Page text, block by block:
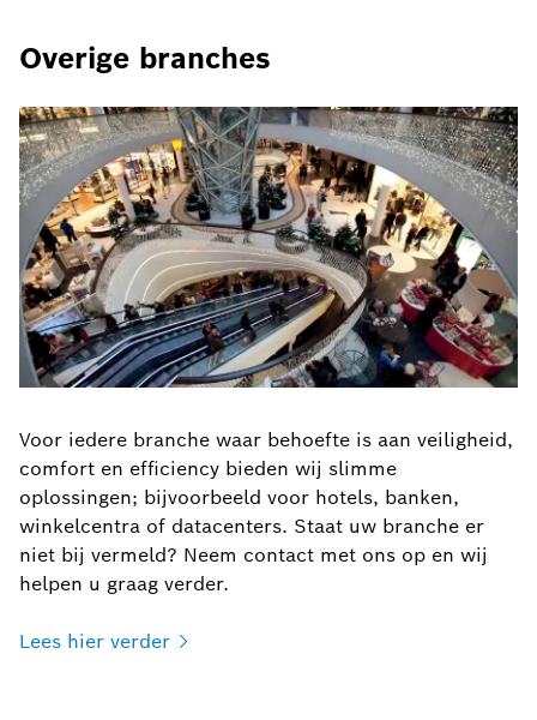
Overige branches
Voor iedere branche waar behoefte is aan veiligheid,
comfort en efficiency bieden wij slimme
oplossingen; bijvoorbeeld voor hotels, banken,
winkelcentra of datacenters. Staat uw branche er
niet bij vermeld? Neem contact met ons op en wij
helpen u graag verder.
Lees hier verder